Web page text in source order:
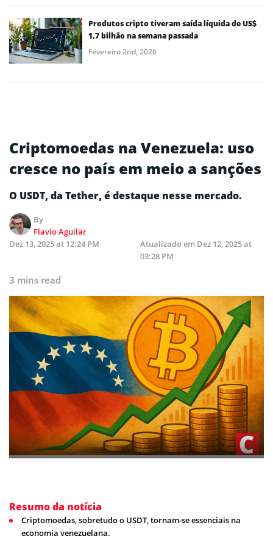
Produtos cripto tiveram saída líquida de US$
1,7 bilhão na semana passada
Fevereiro 2nd, 2026
Criptomoedas na Venezuela: uso
cresce no país em meio a sanções
O USDT, da Tether, é destaque nesse mercado.
By
Flavio Aguilar
Dez 13, 2025 at 12:24 PM
Atualizado em Dez 12, 2025 at
03:28 PM
3 mins read
Resumo da notícia
Criptomoedas, sobretudo o USDT, tornam-se essenciais na
economia venezuelana.